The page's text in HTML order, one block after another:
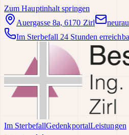
Zum Hauptinhalt springen
Auergasse 8a, 6170 Zirl
Im Sterbefall 24 Stunden
Im SterbefallGedenkportalLeistungen